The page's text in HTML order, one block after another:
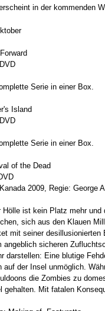
in der kommenden
Serie in einer Box.
Island
Serie in einer Box.
of the Dead
2009, Regie: George
Hölle ist kein Platz mehr und
sich aus den Klauen
mit seiner desillusionierten
angeblich sicheren
darstellen: Eine blutige
auf der Insel unmöglich.
die Zombies zu
gehalten. Mit fatalen